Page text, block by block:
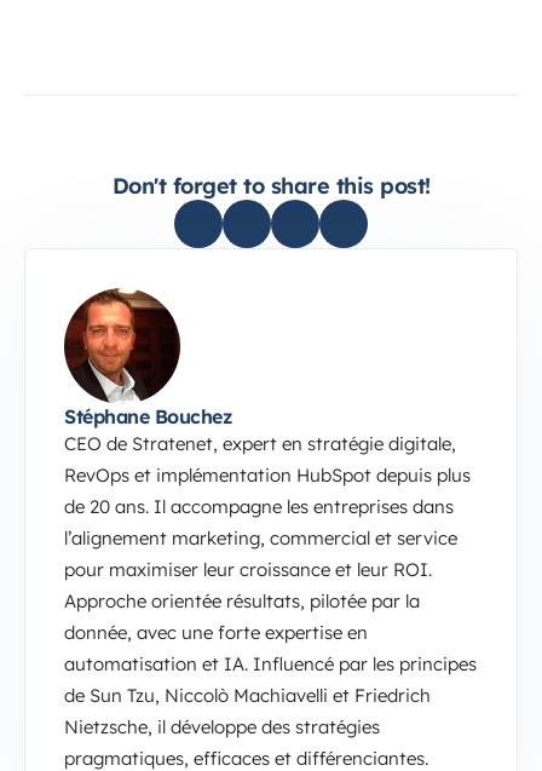
Don't forget to share this post!
Stéphane Bouchez
CEO de Stratenet, expert en stratégie digitale,
RevOps et implémentation HubSpot depuis plus
de 20 ans. Il accompagne les entreprises dans
l’alignement marketing, commercial et service
pour maximiser leur croissance et leur ROI.
Approche orientée résultats, pilotée par la
donnée, avec une forte expertise en
automatisation et IA. Influencé par les principes
de Sun Tzu, Niccolò Machiavelli et Friedrich
Nietzsche, il développe des stratégies
pragmatiques, efficaces et différenciantes.